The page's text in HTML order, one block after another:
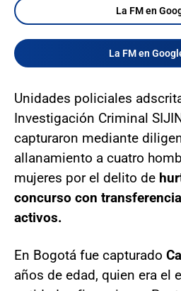
La FM en
La FM en
Unidades policiales
Investigación Criminal
capturaron mediante
allanamiento a cuatro
mujeres por el delito de
concurso con
activos.
En Bogotá fue capturado
años de edad, quien era el